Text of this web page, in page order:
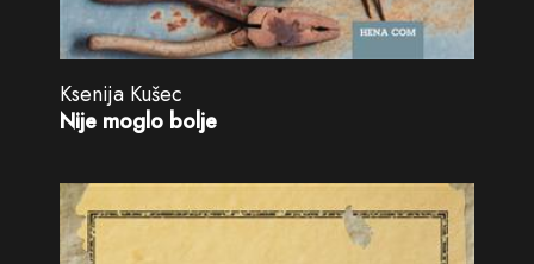
Ksenija Kušec
Nije moglo bolje